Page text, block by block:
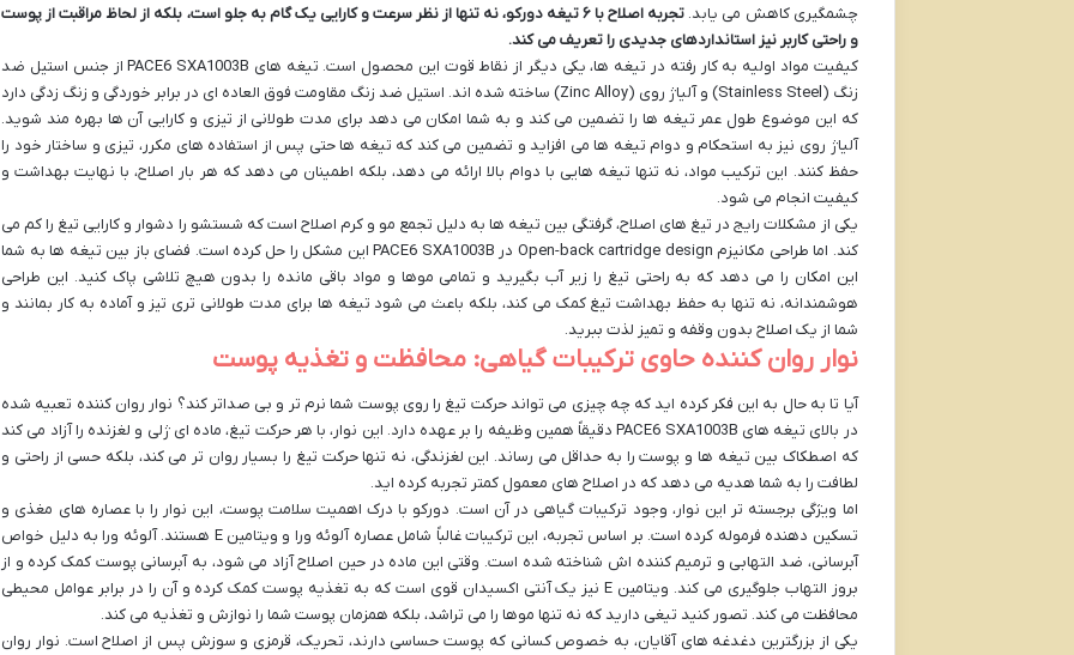
چشمگیری کاهش می یابد.
تجربه اصلاح با ۶ تیغه دورکو، نه تنها از نظر سرعت و کارایی یک گام به جلو است، بلکه از لحاظ مراقبت از پوست
و راحتی کاربر نیز استانداردهای جدیدی را تعریف می کند.
کیفیت مواد اولیه به کار رفته در تیغه ها، یکی دیگر از نقاط قوت این محصول است. تیغه های PACE6 SXA1003B از جنس استیل ضد
زنگ (Stainless Steel) و آلیاژ روی (Zinc Alloy) ساخته شده اند. استیل ضد زنگ مقاومت فوق العاده ای در برابر خوردگی و زنگ زدگی دارد
که این موضوع طول عمر تیغه ها را تضمین می کند و به شما امکان می دهد برای مدت طولانی از تیزی و کارایی آن ها بهره مند شوید.
آلیاژ روی نیز به استحکام و دوام تیغه ها می افزاید و تضمین می کند که تیغه ها حتی پس از استفاده های مکرر، تیزی و ساختار خود را
حفظ کنند. این ترکیب مواد، نه تنها تیغه هایی با دوام بالا ارائه می دهد، بلکه اطمینان می دهد که هر بار اصلاح، با نهایت بهداشت و
کیفیت انجام می شود.
یکی از مشکلات رایج در تیغ های اصلاح، گرفتگی بین تیغه ها به دلیل تجمع مو و کرم اصلاح است که شستشو را دشوار و کارایی تیغ را کم می
کند. اما طراحی مکانیزم Open-back cartridge design در PACE6 SXA1003B این مشکل را حل کرده است. فضای باز بین تیغه ها به شما
این امکان را می دهد که به راحتی تیغ را زیر آب بگیرید و تمامی موها و مواد باقی مانده را بدون هیچ تلاشی پاک کنید. این طراحی
هوشمندانه، نه تنها به حفظ بهداشت تیغ کمک می کند، بلکه باعث می شود تیغه ها برای مدت طولانی تری تیز و آماده به کار بمانند و
شما از یک اصلاح بدون وقفه و تمیز لذت ببرید.
نوار روان کننده حاوی ترکیبات گیاهی: محافظت و تغذیه پوست
آیا تا به حال به این فکر کرده اید که چه چیزی می تواند حرکت تیغ را روی پوست شما نرم تر و بی صداتر کند؟ نوار روان کننده تعبیه شده
در بالای تیغه های PACE6 SXA1003B دقیقاً همین وظیفه را بر عهده دارد. این نوار، با هر حرکت تیغ، ماده ای ژلی و لغزنده را آزاد می کند
که اصطکاک بین تیغه ها و پوست را به حداقل می رساند. این لغزندگی، نه تنها حرکت تیغ را بسیار روان تر می کند، بلکه حسی از راحتی و
لطافت را به شما هدیه می دهد که در اصلاح های معمول کمتر تجربه کرده اید.
اما ویژگی برجسته تر این نوار، وجود ترکیبات گیاهی در آن است. دورکو با درک اهمیت سلامت پوست، این نوار را با عصاره های مغذی و
تسکین دهنده فرموله کرده است. بر اساس تجربه، این ترکیبات غالباً شامل عصاره آلوئه ورا و ویتامین E هستند. آلوئه ورا به دلیل خواص
آبرسانی، ضد التهابی و ترمیم کننده اش شناخته شده است. وقتی این ماده در حین اصلاح آزاد می شود، به آبرسانی پوست کمک کرده و از
بروز التهاب جلوگیری می کند. ویتامین E نیز یک آنتی اکسیدان قوی است که به تغذیه پوست کمک کرده و آن را در برابر عوامل محیطی
محافظت می کند. تصور کنید تیغی دارید که نه تنها موها را می تراشد، بلکه همزمان پوست شما را نوازش و تغذیه می کند.
یکی از بزرگترین دغدغه های آقایان، به خصوص کسانی که پوست حساسی دارند، تحریک، قرمزی و سوزش پس از اصلاح است. نوار روان